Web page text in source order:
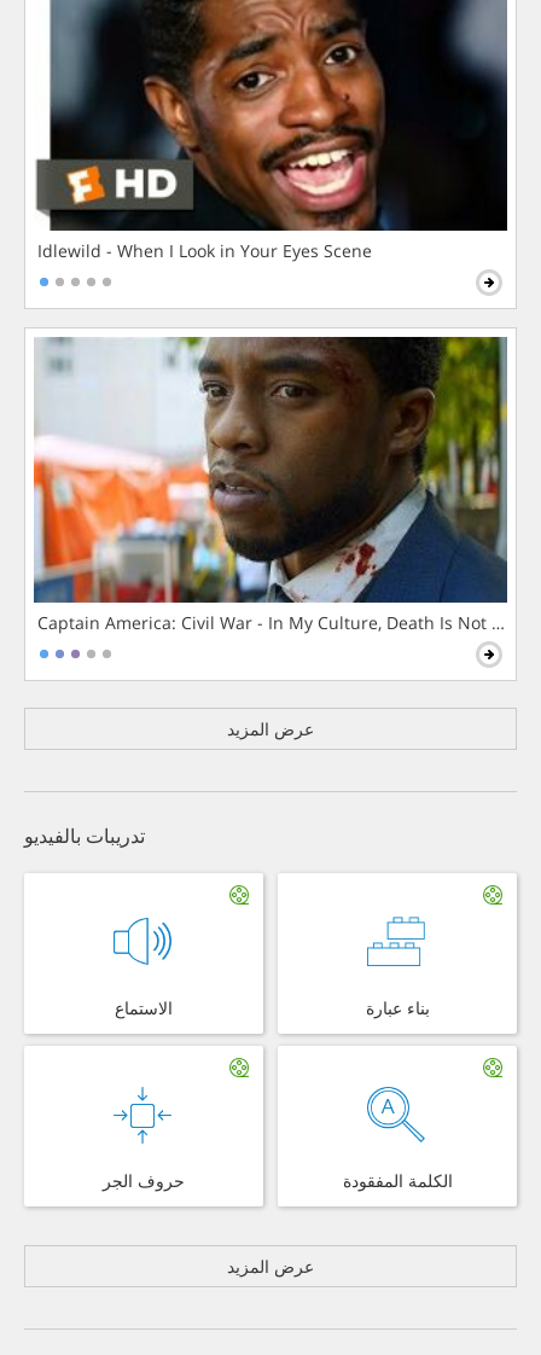
Idlewild - When I Look in Your Eyes Scene
Captain America: Civil War - In My Culture, Death Is Not The
عرض المزيد
تدريبات بالفيديو
الاستماع بناء عبارة
حروف الجر الكلمة المفقودة
عرض المزيد